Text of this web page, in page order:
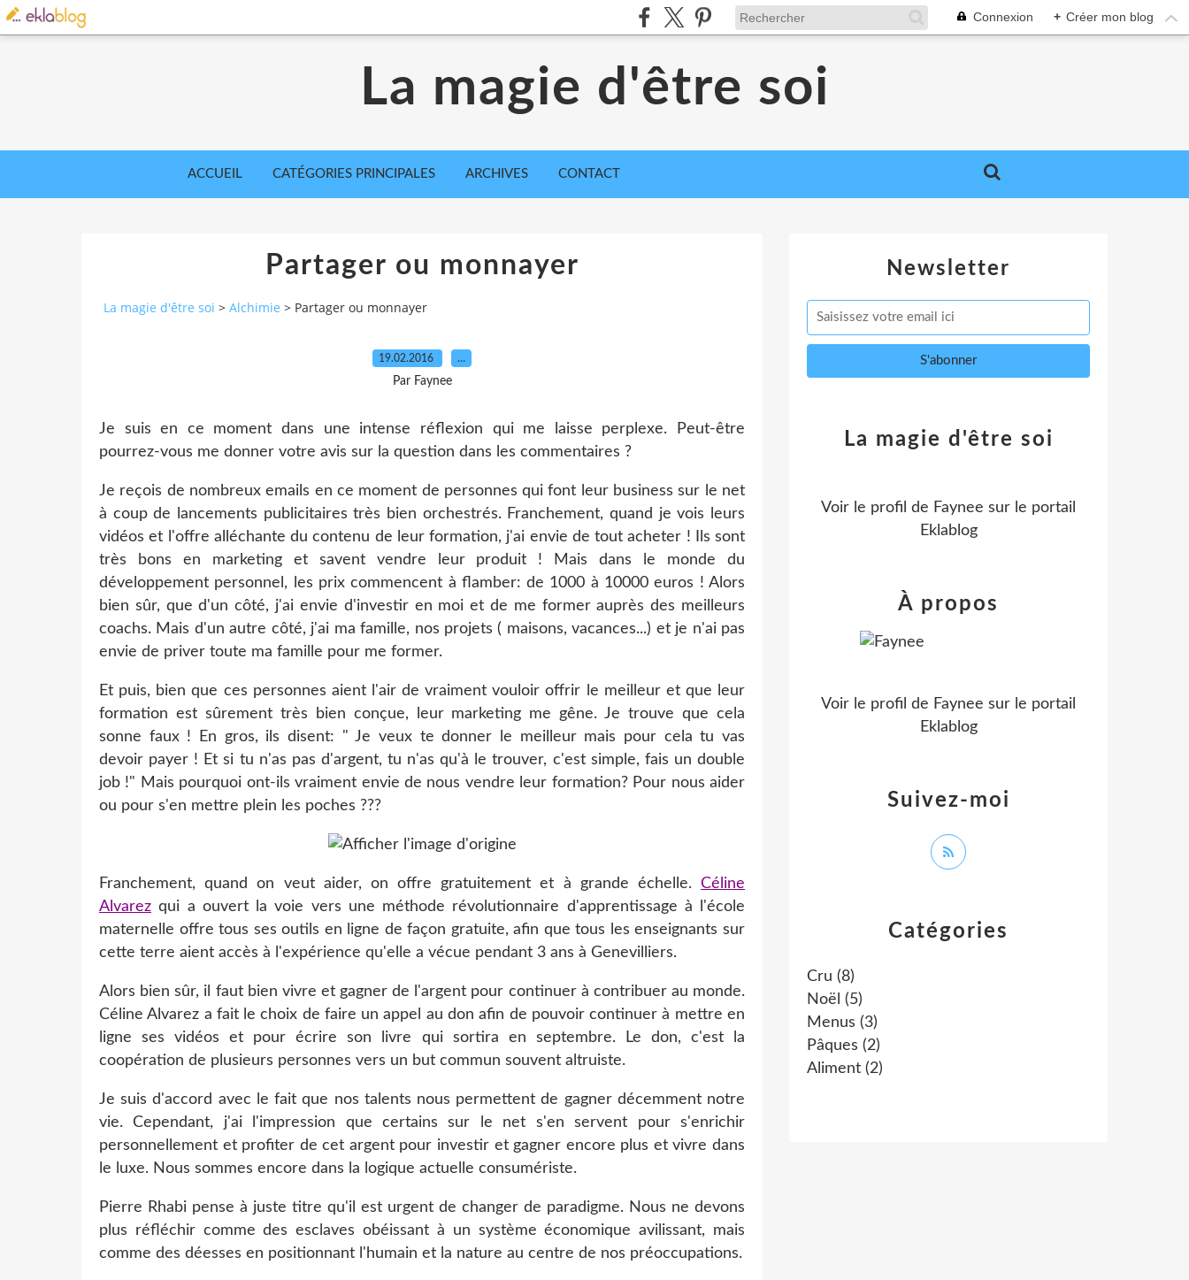
Connexion + Créer mon blog
La magie d'être soi
ACCUEIL CATÉGORIES PRINCIPALES ARCHIVES CONTACT
Partager ou monnayer
La magie d'être soi > Alchimie > Partager ou monnayer
19.02.2016 …
Par Faynee
Je suis en ce moment dans une intense réflexion qui me laisse perplexe. Peut-être
pourrez-vous me donner votre avis sur la question dans les commentaires ?
Je reçois de nombreux emails en ce moment de personnes qui font leur business sur le net
à coup de lancements publicitaires très bien orchestrés. Franchement, quand je vois leurs
vidéos et l'offre alléchante du contenu de leur formation, j'ai envie de tout acheter ! Ils sont
très bons en marketing et savent vendre leur produit ! Mais dans le monde du
développement personnel, les prix commencent à flamber: de 1000 à 10000 euros ! Alors
bien sûr, que d'un côté, j'ai envie d'investir en moi et de me former auprès des meilleurs
coachs. Mais d'un autre côté, j'ai ma famille, nos projets ( maisons, vacances...) et je n'ai pas
envie de priver toute ma famille pour me former.
Et puis, bien que ces personnes aient l'air de vraiment vouloir offrir le meilleur et que leur
formation est sûrement très bien conçue, leur marketing me gêne. Je trouve que cela
sonne faux ! En gros, ils disent: " Je veux te donner le meilleur mais pour cela tu vas
devoir payer ! Et si tu n'as pas d'argent, tu n'as qu'à le trouver, c'est simple, fais un double
job !" Mais pourquoi ont-ils vraiment envie de nous vendre leur formation? Pour nous aider
ou pour s'en mettre plein les poches ???
Franchement, quand on veut aider, on offre gratuitement et à grande échelle. Céline
Alvarez qui a ouvert la voie vers une méthode révolutionnaire d'apprentissage à l'école
maternelle offre tous ses outils en ligne de façon gratuite, afin que tous les enseignants sur
cette terre aient accès à l'expérience qu'elle a vécue pendant 3 ans à Genevilliers.
Alors bien sûr, il faut bien vivre et gagner de l'argent pour continuer à contribuer au monde.
Céline Alvarez a fait le choix de faire un appel au don afin de pouvoir continuer à mettre en
ligne ses vidéos et pour écrire son livre qui sortira en septembre. Le don, c'est la
coopération de plusieurs personnes vers un but commun souvent altruiste.
Je suis d'accord avec le fait que nos talents nous permettent de gagner décemment notre
vie. Cependant, j'ai l'impression que certains sur le net s'en servent pour s'enrichir
personnellement et profiter de cet argent pour investir et gagner encore plus et vivre dans
le luxe. Nous sommes encore dans la logique actuelle consumériste.
Pierre Rhabi pense à juste titre qu'il est urgent de changer de paradigme. Nous ne devons
plus réfléchir comme des esclaves obéissant à un système économique avilissant, mais
comme des déesses en positionnant l'humain et la nature au centre de nos préoccupations.
Newsletter
Catégories
Cru (8)
Noël (5)
Menus (3)
Pâques (2)
Aliment (2)
La magie d'être soi
Voir le profil de Faynee sur le portail
Eklablog
Suivez-moi
À propos
Voir le profil de Faynee sur le portail
Eklablog